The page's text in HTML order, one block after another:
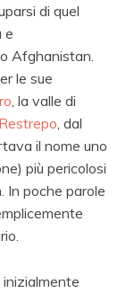
di quel
e
Afghanistan.
le sue
, la valle di
Restrepo , dal
il nome uno
più pericolosi
In poche parole
, inizialmente